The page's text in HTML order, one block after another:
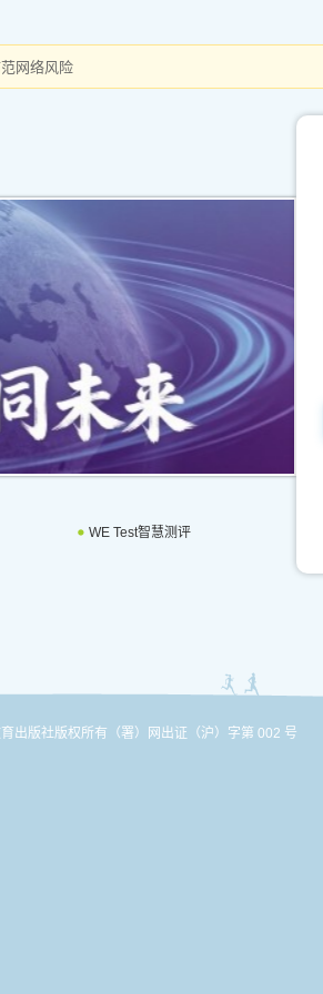
网络风险
WE Test智慧测评
出版社版权所有 （署）网出证（沪）字第 002 号